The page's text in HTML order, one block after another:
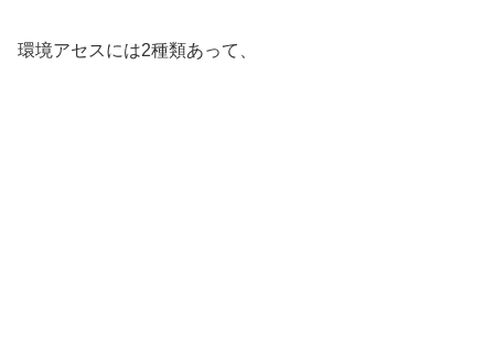
環境アセスには2種類あって、